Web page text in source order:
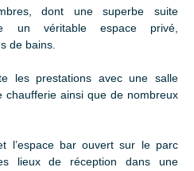
dont une superbe suite
un véritable espace privé,
de bains.
les prestations avec une salle
ainsi que de nombreux
l’espace bar ouvert sur le parc
lieux de réception dans une